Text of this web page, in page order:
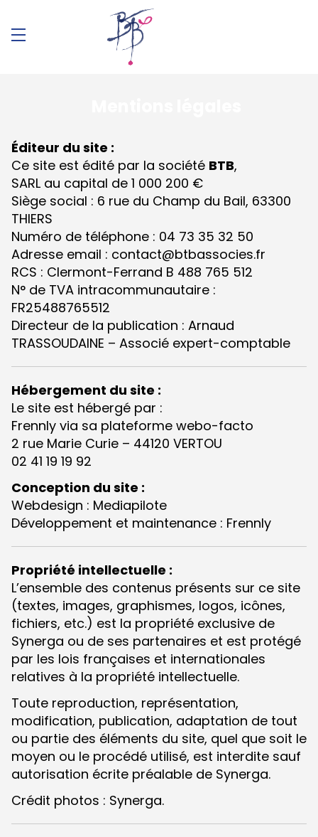
Éditeur du site :
Ce site est édité par la société BTB,
SARL au capital de 1 000 200 €
Siège social : 6 rue du Champ du Bail, 63300
THIERS
Numéro de téléphone : 04 73 35 32 50
Adresse email : contact@btbassocies.fr
RCS : Clermont-Ferrand B 488 765 512
N° de TVA intracommunautaire :
FR25488765512
Directeur de la publication : Arnaud
TRASSOUDAINE – Associé expert-comptable
Hébergement du site :
Le site est hébergé par :
Frennly via sa plateforme webo-facto
2 rue Marie Curie – 44120 VERTOU
02 41 19 19 92
Conception du site :
Webdesign : Mediapilote
Développement et maintenance : Frennly
Propriété intellectuelle :
L’ensemble des contenus présents sur ce site
(textes, images, graphismes, logos, icônes,
fichiers, etc.) est la propriété exclusive de
Synerga ou de ses partenaires et est protégé
par les lois françaises et internationales
relatives à la propriété intellectuelle.
Toute reproduction, représentation,
modification, publication, adaptation de tout
ou partie des éléments du site, quel que soit le
moyen ou le procédé utilisé, est interdite sauf
autorisation écrite préalable de Synerga.
Crédit photos : Synerga.